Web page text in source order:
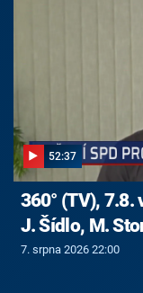
52:37
360° (TV),
J. Šídlo, M.
7. srpna 2026 22:00